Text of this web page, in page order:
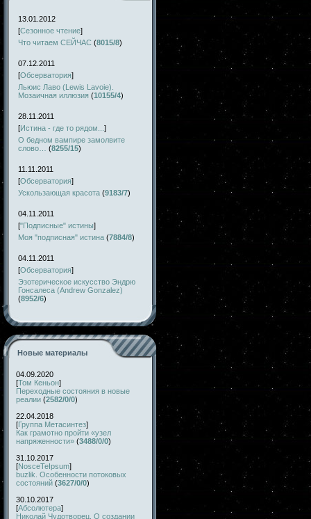
13.01.2012
[Сезонное чтение]
Что читаем СЕЙЧАС (8015/8)
07.12.2011
[Обсерватория]
Льюис Лаво (Lewis Lavoie).
Мозаичная иллюзия (10155/4)
28.11.2011
[Истина - где то рядом... ]
О бедном вампире замолвите
слово…
(8255/15)
11.11.2011
[Обсерватория]
Ускользающая красота (9183/7)
04.11.2011
["Подписные" истины]
Моя "подписная" истина (7884/8)
04.11.2011
[Обсерватория]
Эзотерическое искусство Эндрю
Гонсалеса (Andrew Gonzalez)
(8952/6)
Новые материалы
04.09.2020
[Том Кеньон]
Переходные состояния в новые
реалии (2582/0/0)
22.04.2018
[Группа Метасинтез]
Как грамотно пройти «узел
напряженности» (3488/0/0)
31.10.2017
[NosceTeIpsum]
buzlik. Особенности потоковых
состояний (3627/0/0)
30.10.2017
[Абсолютера]
Николай Чудотворец. О создании